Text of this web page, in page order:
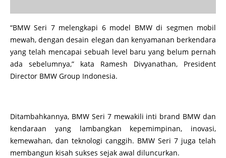
“BMW Seri 7 melengkapi 6 model BMW di segmen mobil
mewah, dengan desain elegan dan kenyamanan berkendara
yang telah mencapai sebuah level baru yang belum pernah
ada sebelumnya,” kata Ramesh Divyanathan, President
Director BMW Group Indonesia.
Ditambahkannya, BMW Seri 7 mewakili inti brand BMW dan
kendaraan yang lambangkan kepemimpinan, inovasi,
kemewahan, dan teknologi canggih. BMW Seri 7 juga telah
membangun kisah sukses sejak awal diluncurkan.